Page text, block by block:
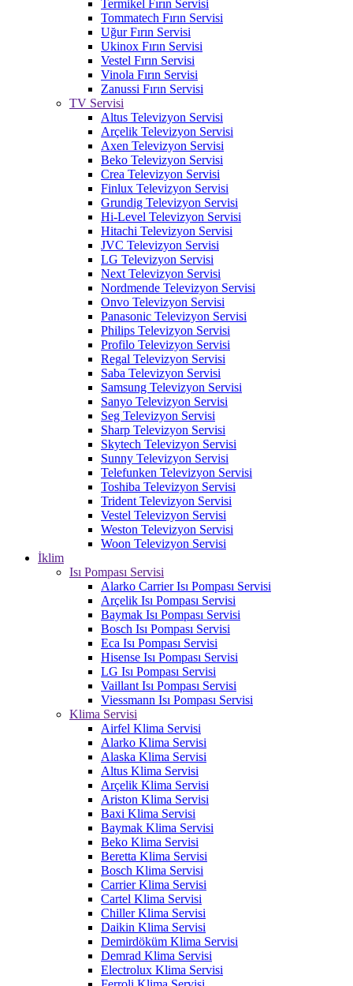
Termikel Fırın Servisi
Tommatech Fırın Servisi
Uğur Fırın Servisi
Ukinox Fırın Servisi
Vestel Fırın Servisi
Vinola Fırın Servisi
Zanussi Fırın Servisi
TV Servisi
Altus Televizyon Servisi
Arçelik Televizyon Servisi
Axen Televizyon Servisi
Beko Televizyon Servisi
Crea Televizyon Servisi
Finlux Televizyon Servisi
Grundig Televizyon Servisi
Hi-Level Televizyon Servisi
Hitachi Televizyon Servisi
JVC Televizyon Servisi
LG Televizyon Servisi
Next Televizyon Servisi
Nordmende Televizyon Servisi
Onvo Televizyon Servisi
Panasonic Televizyon Servisi
Philips Televizyon Servisi
Profilo Televizyon Servisi
Regal Televizyon Servisi
Saba Televizyon Servisi
Samsung Televizyon Servisi
Sanyo Televizyon Servisi
Seg Televizyon Servisi
Sharp Televizyon Servisi
Skytech Televizyon Servisi
Sunny Televizyon Servisi
Telefunken Televizyon Servisi
Toshiba Televizyon Servisi
Trident Televizyon Servisi
Vestel Televizyon Servisi
Weston Televizyon Servisi
Woon Televizyon Servisi
İklim
Isı Pompası Servisi
Alarko Carrier Isı Pompası Servisi
Arçelik Isı Pompası Servisi
Baymak Isı Pompası Servisi
Bosch Isı Pompası Servisi
Eca Isı Pompası Servisi
Hisense Isı Pompası Servisi
LG Isı Pompası Servisi
Vaillant Isı Pompası Servisi
Viessmann Isı Pompası Servisi
Klima Servisi
Airfel Klima Servisi
Alarko Klima Servisi
Alaska Klima Servisi
Altus Klima Servisi
Arçelik Klima Servisi
Ariston Klima Servisi
Baxi Klima Servisi
Baymak Klima Servisi
Beko Klima Servisi
Beretta Klima Servisi
Bosch Klima Servisi
Carrier Klima Servisi
Cartel Klima Servisi
Chiller Klima Servisi
Daikin Klima Servisi
Demirdöküm Klima Servisi
Demrad Klima Servisi
Electrolux Klima Servisi